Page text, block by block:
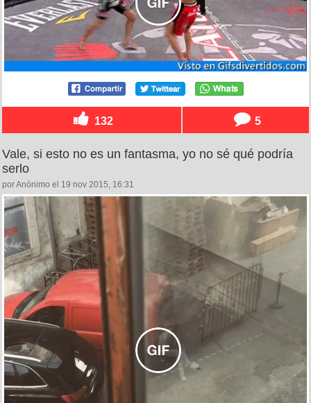
132 5
Vale, si esto no es un fantasma, yo no sé qué podría
serlo
por Anónimo el 19 nov 2015, 16:31